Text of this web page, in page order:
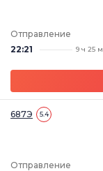
Отправление
22:21
9 ч 25 м
687Э 5.4
Отправление